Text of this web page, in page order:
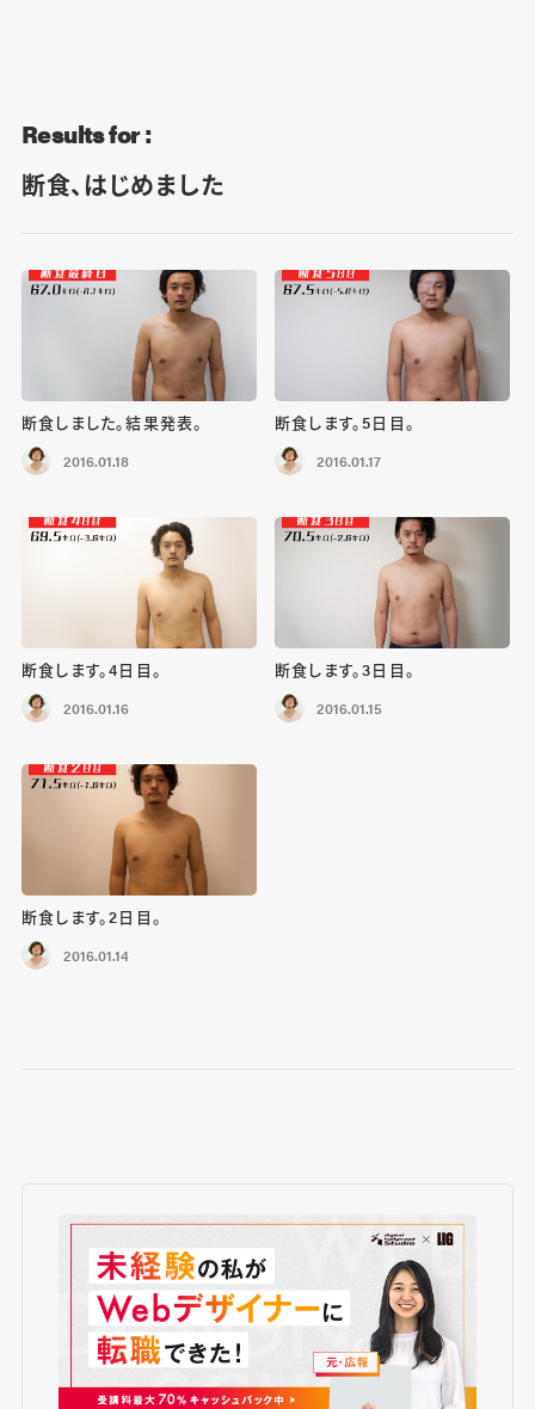
Results for :
断食、はじめました
断食しました。結果発表。
2016.01.18
断食します。5日目。
2016.01.17
断食します。4日目。
2016.01.16
断食します。3日目。
2016.01.15
断食します。2日目。
2016.01.14